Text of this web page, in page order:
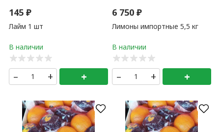
145₽
Лайм 1 шт
– + +
6 750₽
Лимоны импортные 5,5 кг
– + +